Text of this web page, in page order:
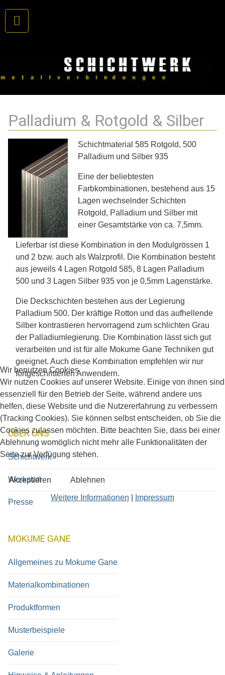
ÜBER UNS
Schichtwerk
Werkstatt
Presse
MOKUME GANE
Allgemeines zu Mokume Gane
Materialkombinationen
Produktformen
Musterbeispiele
Galerie
Palladium & Rotgold & Silber
Schichtmaterial 585 Rotgold, 500
Palladium und Silber 935
Eine der beliebtesten
Farbkombinationen, bestehend aus 15
Lagen wechselnder Schichten
Rotgold, Palladium und Silber mit
einer Gesamtstärke von ca. 7,5mm.
Lieferbar ist diese Kombination in den Modulgrössen 1
und 2 bzw. auch als Walzprofil. Die Kombination besteht
aus jeweils 4 Lagen Rotgold 585, 8 Lagen Palladium
500 und 3 Lagen Silber 935 von je 0,5mm Lagenstärke.
Die Deckschichten bestehen aus der Legierung
Palladium 500. Der kräftige Rotton und das aufhellende
Silber kontrastieren hervorragend zum schlichten Grau
der Palladiumlegierung. Die Kombination lässt sich gut
verarbeiten und ist für alle Mokume Gane Techniken gut
geeignet. Auch diese Kombination empfehlen wir nur
fortgeschrittenen Anwendern.
Wir benutzen Cookies
Wir nutzen Cookies auf unserer Website. Einige von ihnen sind
essenziell für den Betrieb der Seite, während andere uns
helfen, diese Website und die Nutzererfahrung zu verbessern
(Tracking Cookies). Sie können selbst entscheiden, ob Sie die
Cookies zulassen möchten. Bitte beachten Sie, dass bei einer
Ablehnung womöglich nicht mehr alle Funktionalitäten der
Seite zur Verfügung stehen.
Akzeptieren Ablehnen
Weitere Informationen Impressum